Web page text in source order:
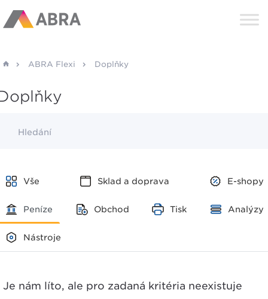
ABRA Flexi Doplňky
Hledání
Vše Sklad a doprava E-shopy
Peníze Obchod Tisk Analýzy
Nástroje
Je nám líto, ale pro zadaná kritéria neexistuje